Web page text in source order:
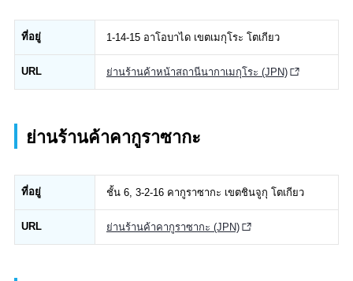
ที่อยู่ 1-14-15 อาโอบาได เขตเมกุโระ โตเกียว
URL ย่านร้านค้าหน้าสถานีนากาเมกุโระ (JPN)
ย่านร้านค้าคากูราซากะ
ที่อยู่ ชั้น 6, 3-2-16 คากูราซากะ เขตชินจูกุ โตเกียว
URL ย่านร้านค้าคากูราซากะ (JPN)